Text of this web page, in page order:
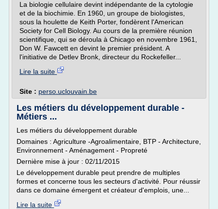
La biologie cellulaire devint indépendante de la cytologie
et de la biochimie. En 1960, un groupe de biologistes,
sous la houlette de Keith Porter, fondèrent l'American
Society for Cell Biology. Au cours de la première réunion
scientifique, qui se déroula à Chicago en novembre 1961,
Don W. Fawcett en devint le premier président. A
l'initiative de Detlev Bronk, directeur du Rockefeller...
Lire la suite
Site : perso.uclouvain.be
Les métiers du développement durable -
Métiers ...
Les métiers du développement durable
Domaines : Agriculture -Agroalimentaire, BTP - Architecture,
Environnement - Aménagement - Propreté
Dernière mise à jour : 02/11/2015
Le développement durable peut prendre de multiples
formes et concerne tous les secteurs d'activité. Pour réussir
dans ce domaine émergent et créateur d'emplois, une...
Lire la suite